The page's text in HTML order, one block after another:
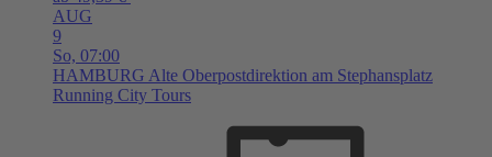
AUG
9
So, 07:00
HAMBURG Alte Oberpostdirektion am Stephansplatz
Running City Tours